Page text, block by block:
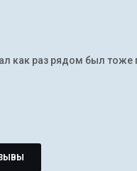
раз рядом был